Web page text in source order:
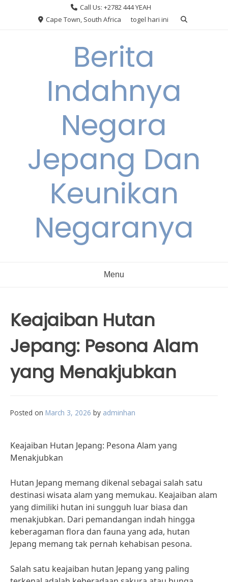
Call Us: +2782 444 YEAH
Cape Town, South Africa
togel hari ini
Berita
Indahnya
Negara
Jepang Dan
Keunikan
Negaranya
Menu
Keajaiban Hutan
Jepang: Pesona Alam
yang Menakjubkan
Posted on March 3, 2026 by adminhan
Keajaiban Hutan Jepang: Pesona Alam yang
Menakjubkan
Hutan Jepang memang dikenal sebagai salah satu
destinasi wisata alam yang memukau. Keajaiban alam
yang dimiliki hutan ini sungguh luar biasa dan
menakjubkan. Dari pemandangan indah hingga
keberagaman flora dan fauna yang ada, hutan
Jepang memang tak pernah kehabisan pesona.
Salah satu keajaiban hutan Jepang yang paling